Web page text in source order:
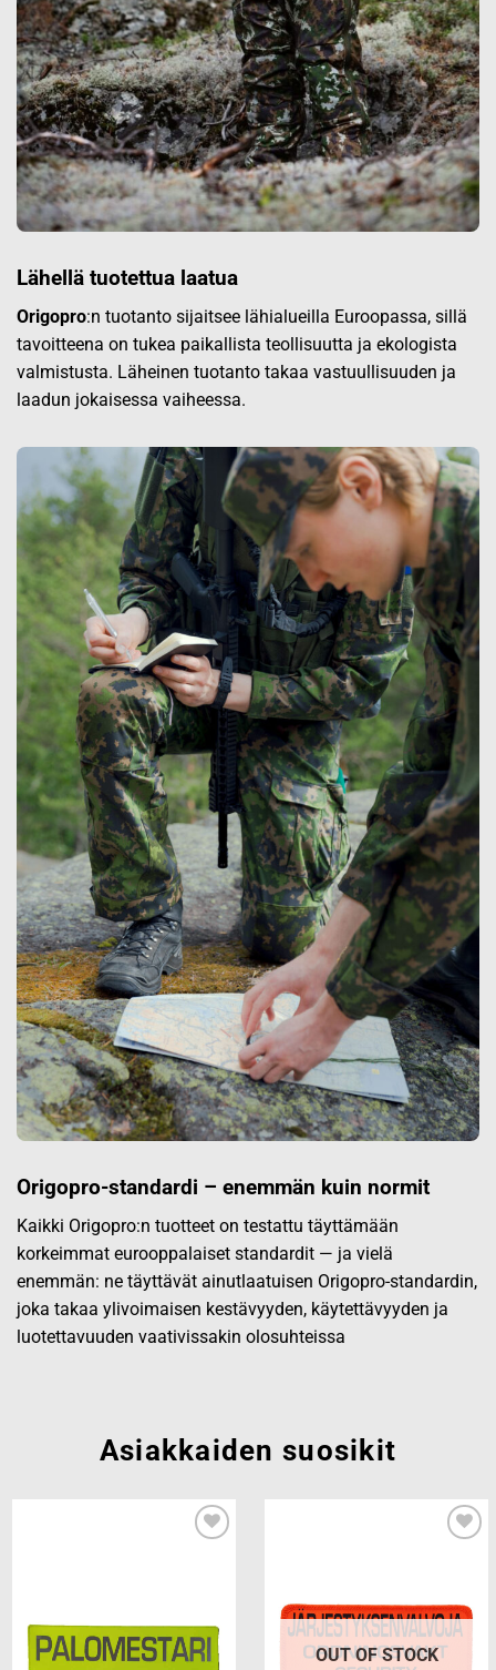
Lähellä tuotettua laatua
Origopro:n tuotanto sijaitsee lähialueilla Euroopassa, sillä
tavoitteena on tukea paikallista teollisuutta ja ekologista
valmistusta. Läheinen tuotanto takaa vastuullisuuden ja
laadun jokaisessa vaiheessa.
Origopro-standardi – enemmän kuin normit
Kaikki Origopro:n tuotteet on testattu täyttämään
korkeimmat eurooppalaiset standardit — ja vielä
enemmän: ne täyttävät ainutlaatuisen Origopro-standardin,
joka takaa ylivoimaisen kestävyyden, käytettävyyden ja
luotettavuuden vaativissakin olosuhteissa
Asiakkaiden suosikit
OUT OF STOCK